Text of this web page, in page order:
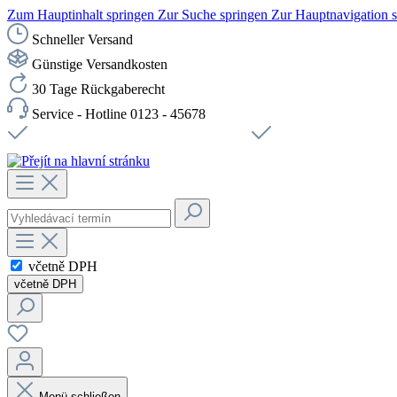
Zum Hauptinhalt springen Zur Suche springen Zur Hauptnavigation
Schneller Versand
Günstige Versandkosten
30 Tage Rückgaberecht
Service - Hotline 0123 - 45678
včetně DPH
včetně DPH